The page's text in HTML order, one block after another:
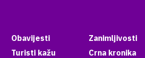
Obavijesti
Turisti kažu
Zanimljivosti
Crna kronika